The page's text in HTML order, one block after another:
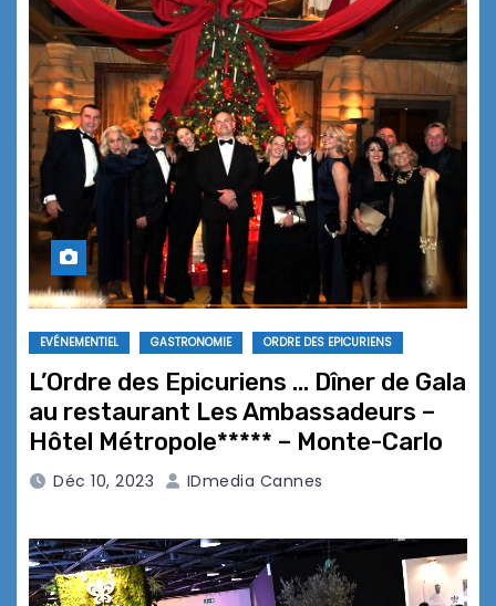
EVÉNEMENTIEL GASTRONOMIE ORDRE DES EPICURIENS
L’Ordre des Epicuriens … Dîner de Gala
au restaurant Les Ambassadeurs –
Hôtel Métropole***** – Monte-Carlo
Déc 10, 2023 IDmedia Cannes